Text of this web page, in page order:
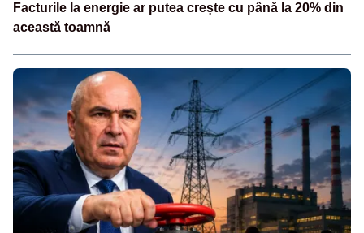
Facturile la energie ar putea crește cu până la 20% din
această toamnă